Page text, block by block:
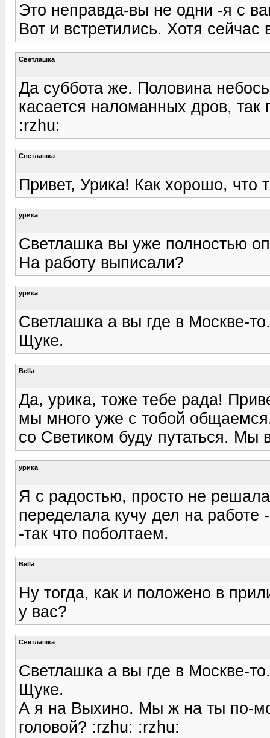
Это неправда-вы не одни -я с
Вот и встретились. Хотя сейчас
Светлашка
Да суббота же. Половина
касается наломанных дров,
:rzhu:
Светлашка
Привет, Урика! Как хорошо, что
урика
Светлашка вы уже полностью
На работу выписали?
урика
Светлашка а вы где в Москве-
Щуке.
Bella
Да, урика, тоже тебе рада!
мы много уже с тобой
со Светиком буду путаться. Мы
урика
Я с радостью, просто не
переделала кучу дел на
-так что поболтаем.
Bella
Ну тогда, как и положено в
у вас?
Светлашка
Светлашка а вы где в Москве-
Щуке.
А я на Выхино. Мы ж на ты по-
головой? :rzhu: :rzhu: